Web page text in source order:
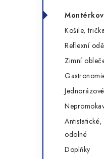
n
i
Košile,
Reflexní
Zimní
odolné
Doplňky